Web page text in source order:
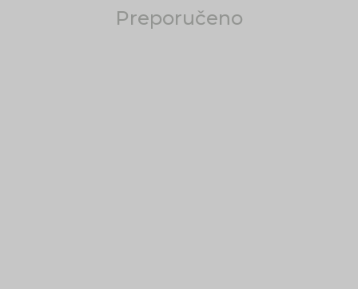
Preporučeno